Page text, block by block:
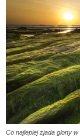
Co najlepiej zjada glony